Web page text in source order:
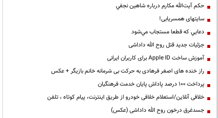
حكم آيت‌الله مكارم درباره شاهين نجفي
سایتهای همسریابی!
دعايي كه قطعا مستجاب مي‌شود
جزئیات جدید قتل روح الله داداشی
آموزش ساخت Apple ID برای کاربران ایرانی
راز خنده های اصغر فرهادی به حرکت بی شرمانه خانم بازیگر + عکس
پرداخت ۱۰۰ درصد پاداش پایان خدمت فرهنگیان
خلافی آنلاین/استعلام خلافی خودرو از طریق اینترنت، پیام کوتاه ، تلفن
جسدغرق درخون روح الله داداشی (عکس)